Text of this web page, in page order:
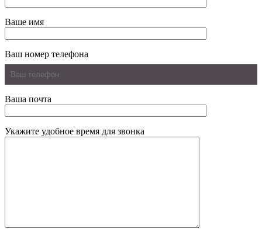
Ваше имя
Ваш номер телефона
Ваша почта
Укажите удобное время для звонка